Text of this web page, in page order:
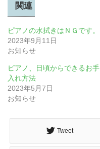
関連
ピアノの水拭きはＮＧです。
2023年9月11日
お知らせ
ピアノ、日頃からできるお手
入れ方法
2023年5月7日
お知らせ
Tweet